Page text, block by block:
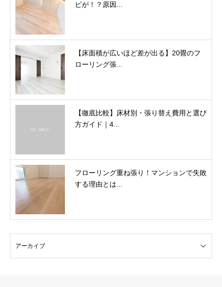
ビが！？原因...
【床面積が広いほど差が出る】20畳のフ
ローリング張...
【徹底比較】床材別・張り替え費用と選び
方ガイド｜4...
フローリング重ね張り！マンションで失敗
する理由とは...